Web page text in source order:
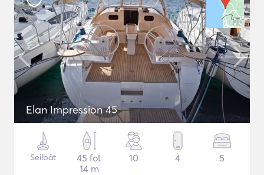
Elan Impression 45
Seilbåt
45 fot
14 m
10 4 5